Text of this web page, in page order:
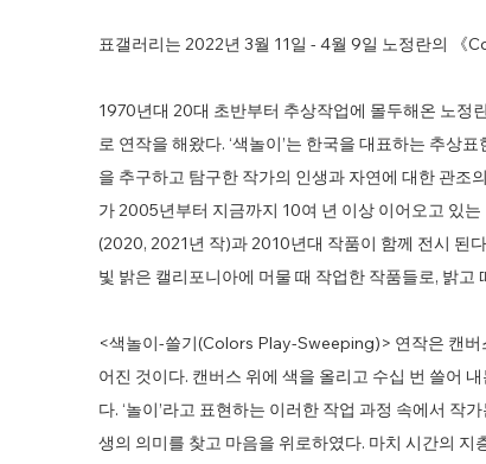
표갤러리는 2022년 3월 11일 - 4월 9일 노정란의 《
​1970년대 20대 초반부터 추상작업에 몰두해온 노
로 연작을 해왔다. ‘색놀이’는 한국을 대표하는 추상
을 추구하고 탐구한 작가의 인생과 자연에 대한 관조
가 2005년부터 지금까지 10여 년 이상 이어오고 있
(2020, 2021년 작)과 2010년대 작품이 함께 전시 된
빛 밝은 캘리포니아에 머물 때 작업한 작품들로, 밝고
<색놀이-쓸기(Colors Play-Sweeping)> 연작은 캔버
어진 것이다. 캔버스 위에 색을 올리고 수십 번 쓸어
다. ‘놀이’라고 표현하는 이러한 작업 과정 속에서 작
생의 의미를 찾고 마음을 위로하였다. 마치 시간의